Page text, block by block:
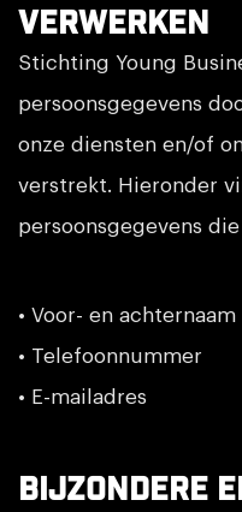
verwerken
Stichting Young
persoonsgegevens
onze diensten en/of
verstrekt. Hieronder
persoonsgegevens
• Voor- en achternaam
• Telefoonnummer
• E-mailadres
Bijzondere